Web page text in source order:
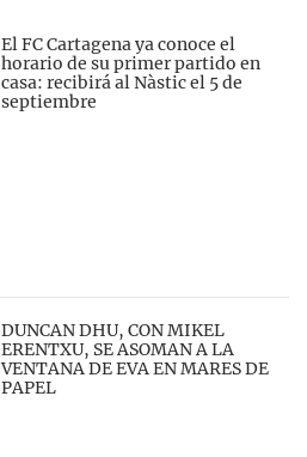
El FC Cartagena ya conoce el
horario de su primer partido en
casa: recibirá al Nàstic el 5 de
septiembre
DUNCAN DHU, CON MIKEL
ERENTXU, SE ASOMAN A LA
VENTANA DE EVA EN MARES DE
PAPEL